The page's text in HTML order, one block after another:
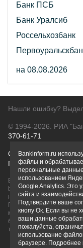
Банк ПСБ
Банк Уралсиб
Россельхозбанк
на 08.08.2026
Нашли ошибку?
© 1994-2026. РИА
370-61-71
О проектеПолитика
Правовая
Вся информация о
bankinform.ru, носит
не является публичной
ГК РФ. Информация не
может быть изменена.
банков или при личном
товарные знаки
Bankinform.ru
файлы и
персональные
использованием
Google Analytics. Это
сайта и
Подтвердите ваше
кнопу Ок. Если вы не
ваши данные
пожалуйста,
использование
браузере. Подробнее